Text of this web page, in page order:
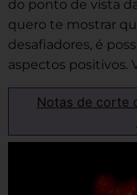
do ponto de vista
quero te mostrar
desafiadores, é
aspectos positivos.
Notas de corte